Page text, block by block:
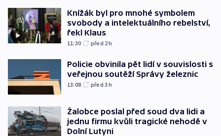
Knížák byl pro mnohé symbolem
svobody a intelektuálního rebelství,
řekl Klaus
11:30 před 2h
Policie obvinila pět lidí v souvislosti s
veřejnou soutěží Správy železnic
13:08 před 3h
Žalobce poslal před soud dva lidi a
jednu firmu kvůli tragické nehodě v
Dolní Lutyni